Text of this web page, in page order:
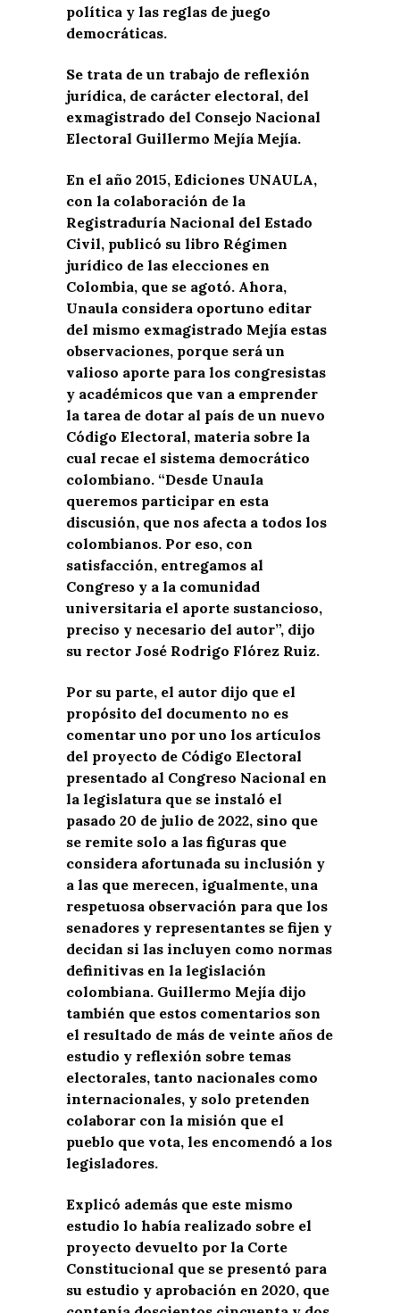
política y las reglas de juego
democráticas.
Se trata de un trabajo de reflexión
jurídica, de carácter electoral, del
exmagistrado del Consejo Nacional
Electoral Guillermo Mejía Mejía.
En el año 2015, Ediciones UNAULA,
con la colaboración de la
Registraduría Nacional del Estado
Civil, publicó su libro Régimen
jurídico de las elecciones en
Colombia, que se agotó. Ahora,
Unaula considera oportuno editar
del mismo exmagistrado Mejía estas
observaciones, porque será un
valioso aporte para los congresistas
y académicos que van a emprender
la tarea de dotar al país de un nuevo
Código Electoral, materia sobre la
cual recae el sistema democrático
colombiano. “Desde Unaula
queremos participar en esta
discusión, que nos afecta a todos los
colombianos. Por eso, con
satisfacción, entregamos al
Congreso y a la comunidad
universitaria el aporte sustancioso,
preciso y necesario del autor”, dijo
su rector José Rodrigo Flórez Ruiz.
Por su parte, el autor dijo que el
propósito del documento no es
comentar uno por uno los artículos
del proyecto de Código Electoral
presentado al Congreso Nacional en
la legislatura que se instaló el
pasado 20 de julio de 2022, sino que
se remite solo a las figuras que
considera afortunada su inclusión y
a las que merecen, igualmente, una
respetuosa observación para que los
senadores y representantes se fijen y
decidan si las incluyen como normas
definitivas en la legislación
colombiana. Guillermo Mejía dijo
también que estos comentarios son
el resultado de más de veinte años de
estudio y reflexión sobre temas
electorales, tanto nacionales como
internacionales, y solo pretenden
colaborar con la misión que el
pueblo que vota, les encomendó a los
legisladores.
Explicó además que este mismo
estudio lo había realizado sobre el
proyecto devuelto por la Corte
Constitucional que se presentó para
su estudio y aprobación en 2020, que